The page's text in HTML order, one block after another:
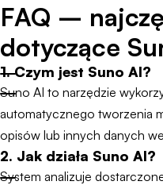
FAQ –
dotyczące
1. Czym jest Suno AI?
Suno AI to narzędzie
automatycznego tworzenia
opisów lub innych danych
2. Jak działa Suno AI?
System analizuje